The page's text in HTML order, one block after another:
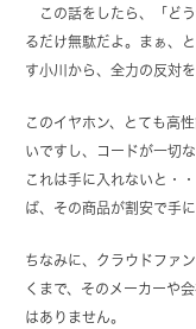
この話をしたら、「どう
るだけ無駄だよ。まぁ、
す小川から、全力の反対
このイヤホン、とても高
いですし、コードが一切
これは手に入れないと・
ば、その商品が割安で手
ちなみに、クラウドファ
くまで、そのメーカーや
はありません。